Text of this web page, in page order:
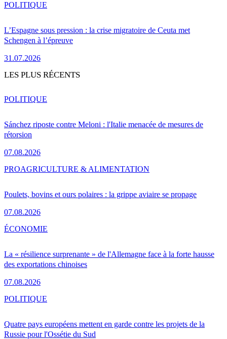
L’Espagne sous pression : la crise migratoire de Ceuta met
Schengen à l’épreuve
31.07.2026
POLITIQUE
LES PLUS RÉCENTS
Sánchez riposte contre Meloni : l'Italie menacée de mesures de
rétorsion
07.08.2026
POLITIQUE
Poulets, bovins et ours polaires : la grippe aviaire se propage
07.08.2026
PROAGRICULTURE & ALIMENTATION
La « résilience surprenante » de l'Allemagne face à la forte hausse
des exportations chinoises
07.08.2026
ÉCONOMIE
Quatre pays européens mettent en garde contre les projets de la
Russie pour l'Ossétie du Sud
POLITIQUE